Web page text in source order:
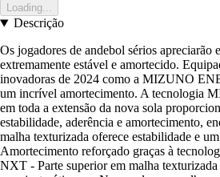
Loading...
Descrição
Os jogadores de andebol sérios apreciarão
extremamente estável e amortecido.
inovadoras de 2024 como a MIZUNO
um incrível amortecimento. A tecnologia
em toda a extensão da nova sola
estabilidade, aderência e amortecimento,
malha texturizada oferece estabilidade e
Amortecimento reforçado graças à
NXT - Parte superior em malha